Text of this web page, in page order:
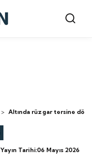
> Altında rüzgar tersine
Yayın Tarihi:06 Mayıs 2026